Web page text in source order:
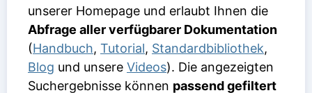
unserer Homepage und erlaubt Ihnen die
Abfrage aller verfügbarer Dokumentation
(Handbuch, Tutorial, Standardbibliothek,
Blog und unsere Videos). Die angezeigten
Suchergebnisse können passend gefiltert